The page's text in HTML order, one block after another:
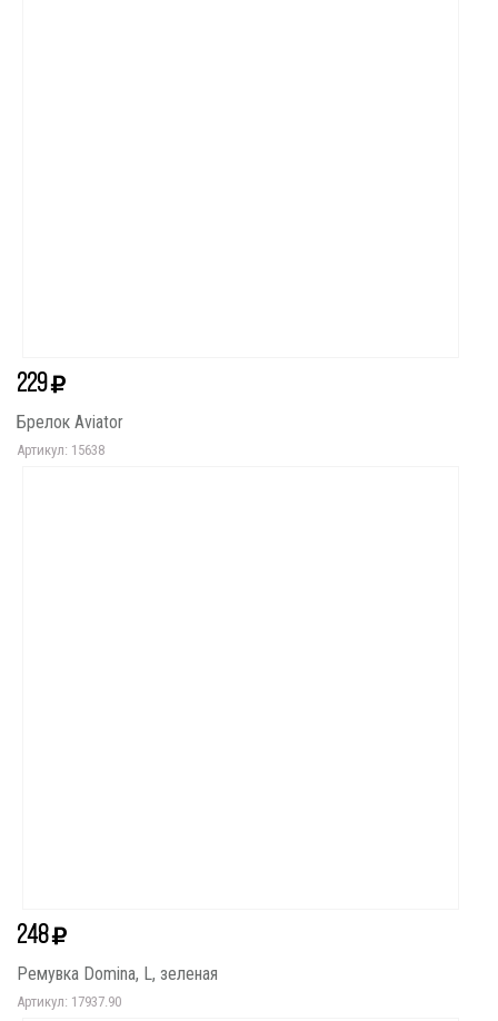
229
Брелок Aviator
Артикул: 15638
248
Ремувка Domina, L, зеленая
Артикул: 17937.90